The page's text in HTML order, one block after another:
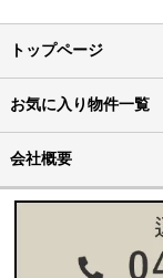
トップページ
お気に入り物件一覧
会社概要